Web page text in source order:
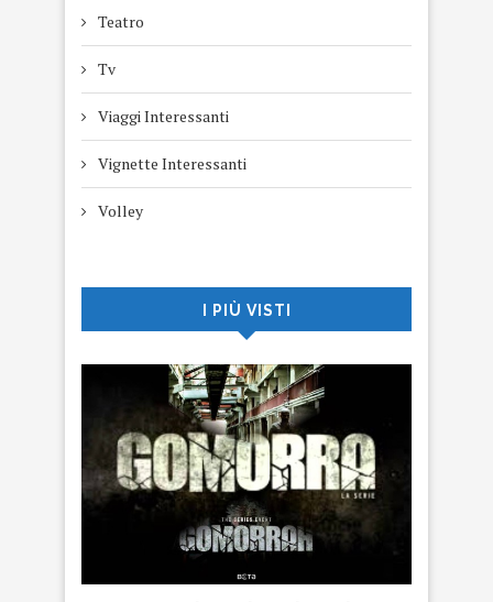
Teatro
Tv
Viaggi Interessanti
Vignette Interessanti
Volley
I PIÙ VISTI